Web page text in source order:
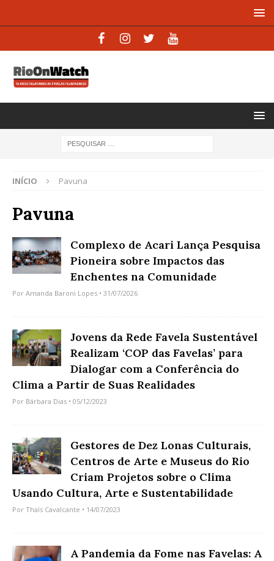
INÍCIO Pavuna
Pavuna
Complexo de Acari Lança Pesquisa
Pioneira sobre Impactos das
Enchentes na Comunidade
Por Amanda Baroni Lopes • 31/07/2026
Jovens da Rede Favela Sustentável
Realizam ‘COP das Favelas’ para
Dialogar com a Conferência do
Clima a Partir de Suas Realidades
Por Bárbara Dias • 05/12/2023
Gestores de Dez Lonas Culturais,
Centros de Arte e Museus do Rio
Criam Projetos sobre o Clima
Usando Cultura, Arte e Sustentabilidade
Por Thaís Cavalcante • 14/07/2023
A Pandemia da Fome nas Favelas: A